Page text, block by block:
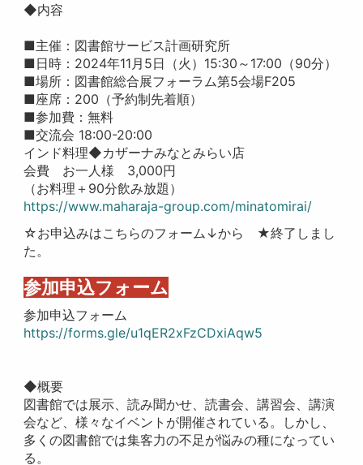
◆内容
■主催：図書館サービス計画研究所
■日時：2024年11月5日（火）15:30～17:00（90分）
■場所：図書館総合展フォーラム第5会場F205
■座席：200（予約制先着順）
■参加費：無料
■交流会 18:00-20:00
インド料理◆カザーナみなとみらい店
会費 お一人様 3,000円
（お料理＋90分飲み放題）
https://www.maharaja-group.com/minatomirai/
☆お申込みはこちらのフォーム↓から ★終了しまし
た。
参加申込フォーム
参加申込フォーム
https://forms.gle/u1qER2xFzCDxiAqw5
◆概要
図書館では展示、読み聞かせ、読書会、講習会、講演
会など、様々なイベントが開催されている。しかし、
多くの図書館では集客力の不足が悩みの種になってい
る。